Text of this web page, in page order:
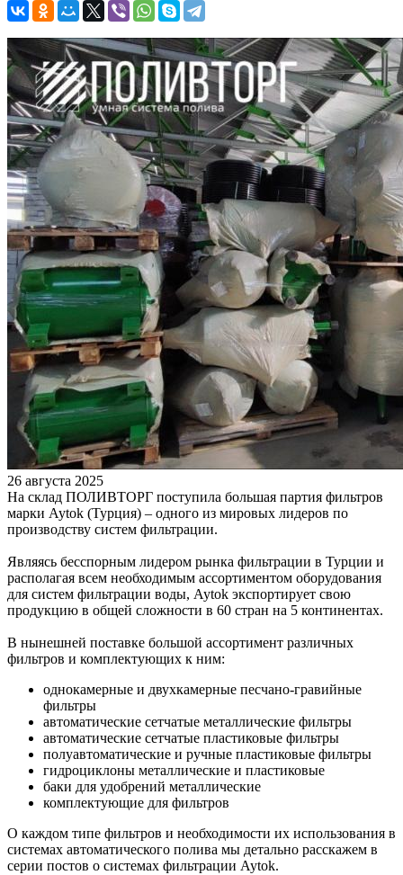
26 августа 2025
На склад ПОЛИВТОРГ поступила большая партия фильтров
марки Aytok (Турция) – одного из мировых лидеров по
производству систем фильтрации.
Являясь бесспорным лидером рынка фильтрации в Турции и
располагая всем необходимым ассортиментом оборудования
для систем фильтрации воды, Aytok экспортирует свою
продукцию в общей сложности в 60 стран на 5 континентах.
В нынешней поставке большой ассортимент различных
фильтров и комплектующих к ним:
однокамерные и двухкамерные песчано-гравийные
фильтры
автоматические сетчатые металлические фильтры
автоматические сетчатые пластиковые фильтры
полуавтоматические и ручные пластиковые фильтры
гидроциклоны металлические и пластиковые
баки для удобрений металлические
комплектующие для фильтров
О каждом типе фильтров и необходимости их использования в
системах автоматического полива мы детально расскажем в
серии постов о системах фильтрации Aytok.